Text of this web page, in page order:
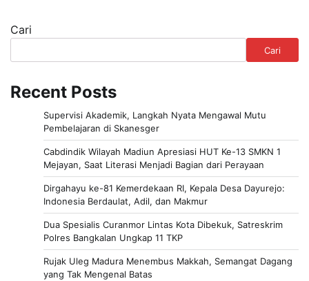
Cari
Cari
Recent Posts
Supervisi Akademik, Langkah Nyata Mengawal Mutu
Pembelajaran di Skanesger
Cabdindik Wilayah Madiun Apresiasi HUT Ke-13 SMKN 1
Mejayan, Saat Literasi Menjadi Bagian dari Perayaan
Dirgahayu ke-81 Kemerdekaan RI, Kepala Desa Dayurejo:
Indonesia Berdaulat, Adil, dan Makmur
Dua Spesialis Curanmor Lintas Kota Dibekuk, Satreskrim
Polres Bangkalan Ungkap 11 TKP
Rujak Uleg Madura Menembus Makkah, Semangat Dagang
yang Tak Mengenal Batas